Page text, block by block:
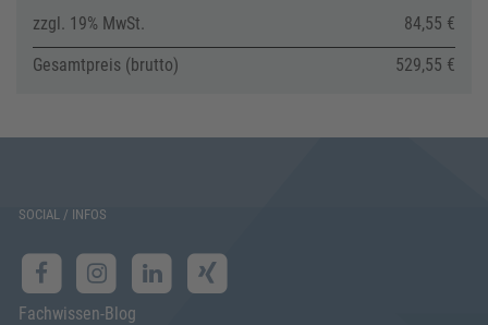
zzgl. 19% MwSt.
84,55 €
Gesamtpreis (brutto)
529,55 €
SOCIAL / INFOS
Fachwissen-Blog